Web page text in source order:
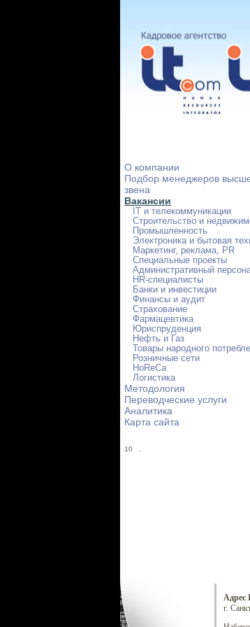
О компании
Подбор менеджеров
звена
Вакансии
IT и телекоммуникации
Строительство и
Промышленность
Электроника и бытовая
Маркетинг, реклама, PR
Специальные проекты
Административный
HR-специалисты
Банки и инвестиции
Финансы и аудит
Страхование
Фармацевтика
Юриспруденция
Нефть и Газ
Товары народного
Розничные сети
HoReCa
Логистика
Методология
Переводческие услуги
Аналитика
Карта сайта
10
Адрес
г.